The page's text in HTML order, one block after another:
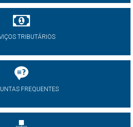
TRIBUTÁRIOS
FREQUENTES